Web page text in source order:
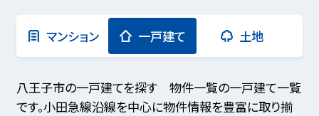
マンション 一戸建て 土地
八王子市の一戸建てを探す 物件一覧の一戸建て一覧
です。小田急線沿線を中心に物件情報を豊富に取り揃